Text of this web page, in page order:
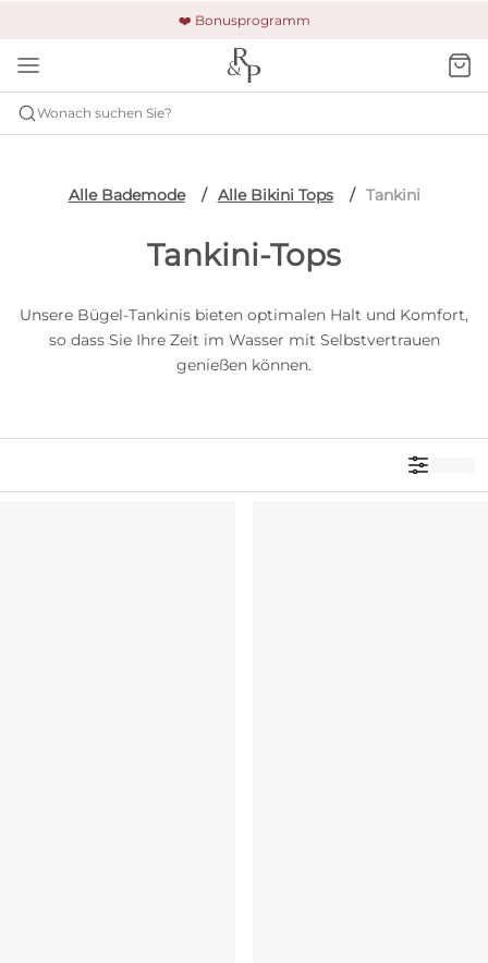
❤️ Bonusprogramm
🚚 Kostenloser Versand und Rückgabe
🔒 Gesicherte Zahlung
Wonach suchen Sie?
Alle Bademode Alle Bikini Tops Tankini
Tankini-Tops
Unsere Bügel-Tankinis bieten optimalen Halt und Komfort,
so dass Sie Ihre Zeit im Wasser mit Selbstvertrauen
genießen können.